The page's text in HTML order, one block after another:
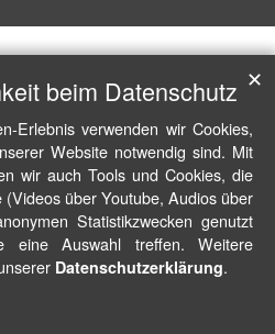
beim Datenschutz
Erlebnis verwenden wir Cookies,
Website notwendig sind. Mit
wir auch Tools und Cookies, die
über Youtube, Audios über
Statistikzwecken genutzt
eine Auswahl treffen. Weitere
Datenschutzerklärung.
✕